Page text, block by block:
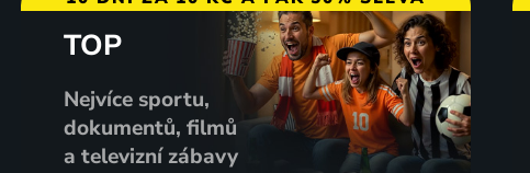
2022 | Příroda, Životní prostředí 2012 |
TOP
Nejvíce sportu,
dokumentů, filmů
a televizní zábavy